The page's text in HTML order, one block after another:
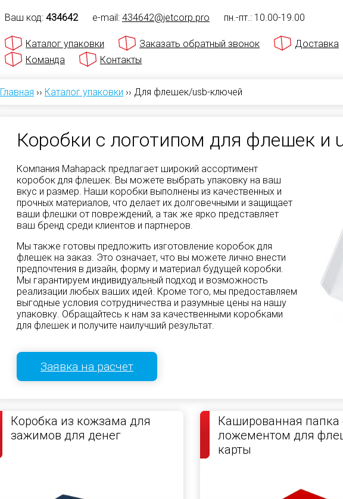
Ваш код: 434642 e-mail: 434642@jetcorp.pro пн.-пт.: 10.00-19.00
Каталог упаковки Заказать обратный звонок
Доставка
Команда
Контакты
Главная ›› Каталог упаковки ›› Для флешек/usb-ключей
Коробки с логотипом для флешек и
Компания Mahapack предлагает широкий ассортимент
коробок для флешек. Вы можете выбрать упаковку на ваш
вкус и размер. Наши коробки выполнены из качественных и
прочных материалов, что делает их долговечными и защищает
ваши флешки от повреждений, а так же ярко представляет
ваш бренд среди клиентов и партнеров.
Мы также готовы предложить изготовление коробок для
флешек на заказ. Это означает, что вы можете лично внести
предпочтения в дизайн, форму и материал будущей коробки.
Мы гарантируем индивидуальный подход и возможность
реализации любых ваших идей. Кроме того, мы предоставляем
выгодные условия сотрудничества и разумные цены на нашу
упаковку. Обращайтесь к нам за качественными коробками
для флешек и получите наилучший результат.
Заявка на расчет
Коробка из кожзама для
зажимов для денег
Кашированная папка
ложементом для
карты